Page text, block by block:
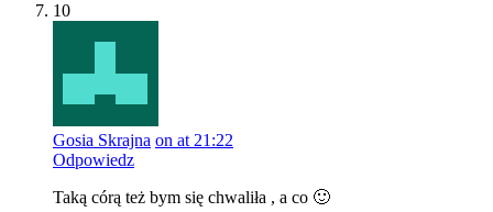
10
Gosia Skrajna on at 21:22
Odpowiedz
Taką córą też bym się chwaliła , a co 🙂